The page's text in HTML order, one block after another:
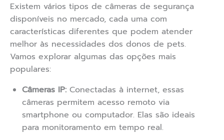
Existem vários tipos de câmeras de segurança
disponíveis no mercado, cada uma com
características diferentes que podem atender
melhor às necessidades dos donos de pets.
Vamos explorar algumas das opções mais
populares:
Câmeras IP: Conectadas à internet, essas
câmeras permitem acesso remoto via
smartphone ou computador. Elas são ideais
para monitoramento em tempo real.